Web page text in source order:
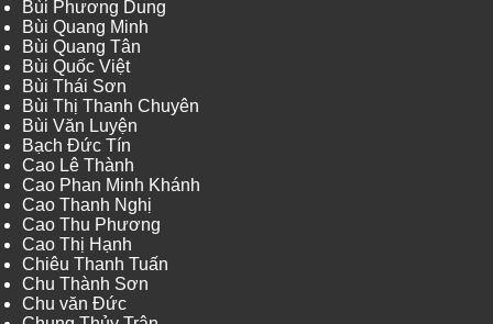
Bùi Phương Dung
Bùi Quang Minh
Bùi Quang Tân
Bùi Quốc Việt
Bùi Thái Sơn
Bùi Thị Thanh Chuyên
Bùi Văn Luyện
Bạch Đức Tín
Cao Lê Thành
Cao Phan Minh Khánh
Cao Thanh Nghị
Cao Thu Phương
Cao Thị Hạnh
Chiêu Thanh Tuấn
Chu Thành Sơn
Chu văn Đức